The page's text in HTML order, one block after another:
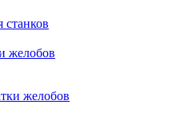
желобов
желобов